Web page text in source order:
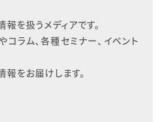
を扱うメディアです。
ラム、各種セミナー、イベント
報をお届けします。